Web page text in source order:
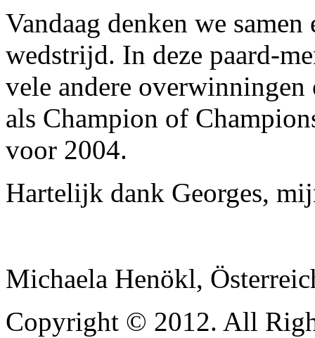
Vandaag denken we
wedstrijd. In deze paard-
vele andere
als Champion of
voor 2004.
Hartelijk dank Georges,
Michaela Henökl,
Copyright © 2012. All